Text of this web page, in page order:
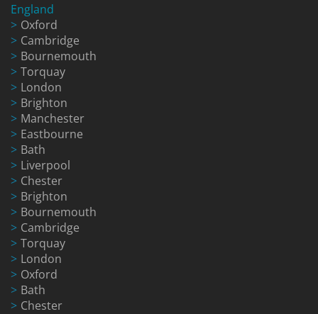
England
Oxford
Cambridge
Bournemouth
Torquay
London
Brighton
Manchester
Eastbourne
Bath
Liverpool
Chester
Brighton
Bournemouth
Cambridge
Torquay
London
Oxford
Bath
Chester